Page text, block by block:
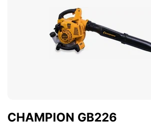
CHAMPION GВ226